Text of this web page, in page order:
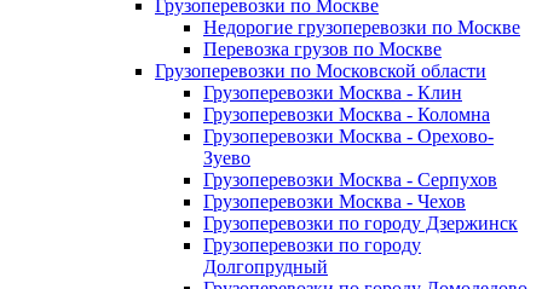
Грузоперевозки по Москве
Недорогие грузоперевозки по Москве
Перевозка грузов по Москве
Грузоперевозки по Московской области
Грузоперевозки Москва - Клин
Грузоперевозки Москва - Коломна
Грузоперевозки Москва - Орехово-
Зуево
Грузоперевозки Москва - Серпухов
Грузоперевозки Москва - Чехов
Грузоперевозки по городу Дзержинск
Грузоперевозки по городу
Долгопрудный